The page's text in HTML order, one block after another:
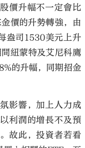
價升幅不一定會比
價的升勢轉強，由
盎司1530美元上升
紐蒙特及艾尼科鷹
的升幅，同期招金
影響，加上人力成
利潤的增長不及預
故此，投資者若看